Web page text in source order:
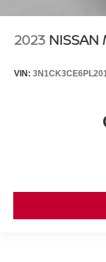
2023 NISSAN
VIN: